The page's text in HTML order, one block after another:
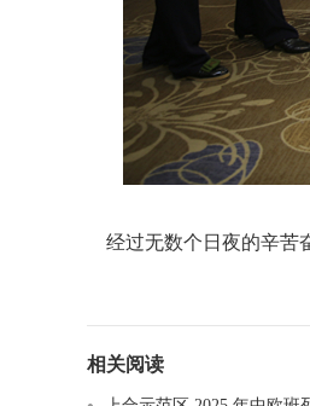
经过无数个日夜的辛苦
相关阅读